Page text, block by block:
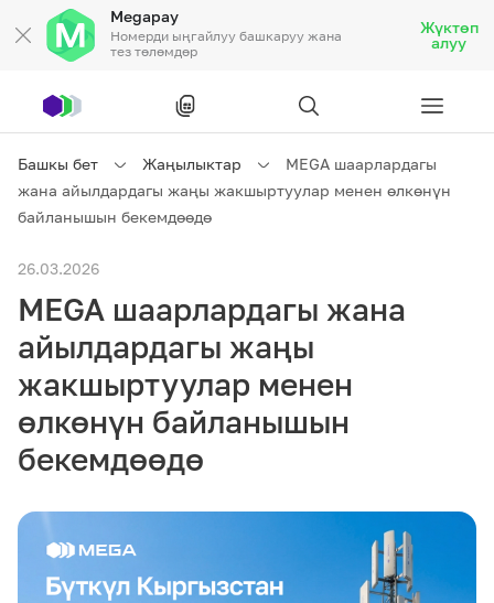
Megapay
Номерди ыңгайлуу башкаруу жана
тез төлөмдөр
Жүктөп
алуу
Жеке кардарларга
Жеке кардарларга
Ишкердик үчүн
Байланыш
Тарифтер Акциялар
Кызматтар
Башкы бет Жаңылыктар
MEGA шаарлардагы
жана айылдардагы жаңы жакшыртуулар менен өлкөнүн
байланышын бекемдөөдө
26.03.2026
MEGA шаарлардагы жана
айылдардагы жаңы
жакшыртуулар менен
өлкөнүн байланышын
бекемдөөдө